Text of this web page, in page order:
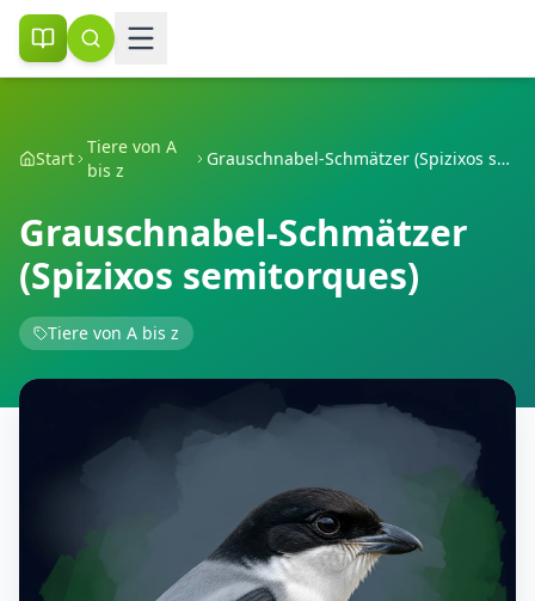
Start
Tiere von A
bis z
Grauschnabel-Schmätzer (Spizixos semitorques)
Grauschnabel-Schmätzer
(Spizixos semitorques)
Tiere von A bis z